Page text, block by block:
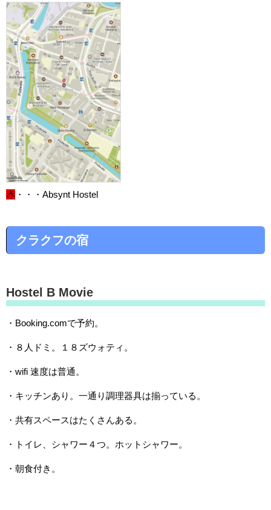
赤 ・・・Absynt Hostel
クラクフの宿
Hostel B Movie
・Booking.comで予約。
・８人ドミ。１８ズウォティ。
・wifi 速度は普通。
・キッチンあり。一通り調理器具は揃っている。
・共有スペースはたくさんある。
・トイレ、シャワー４つ。ホットシャワー。
・朝食付き。